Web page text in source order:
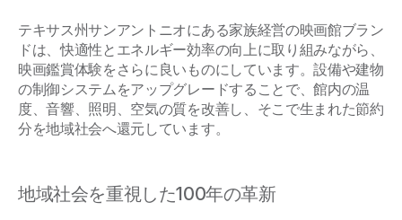
テキサス州サンアントニオにある家族経営の映画館ブラン
ドは、快適性とエネルギー効率の向上に取り組みながら、
映画鑑賞体験をさらに良いものにしています。設備や建物
の制御システムをアップグレードすることで、館内の温
度、音響、照明、空気の質を改善し、そこで生まれた節約
分を地域社会へ還元しています。
地域社会を重視した100年の革新